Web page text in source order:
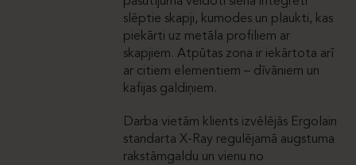
slēptie skapji, kumodes un plaukti, kas
piekārti uz metāla profiliem ar
skapjiem. Atpūtas zona ir iekārtota arī
ar citiem elementiem – dīvāniem un
kafijas galdiņiem.
Darba vietām klients izvēlējās Ergolain
standarta X-Ray regulējamā augstuma
rakstāmgaldu un vienu no